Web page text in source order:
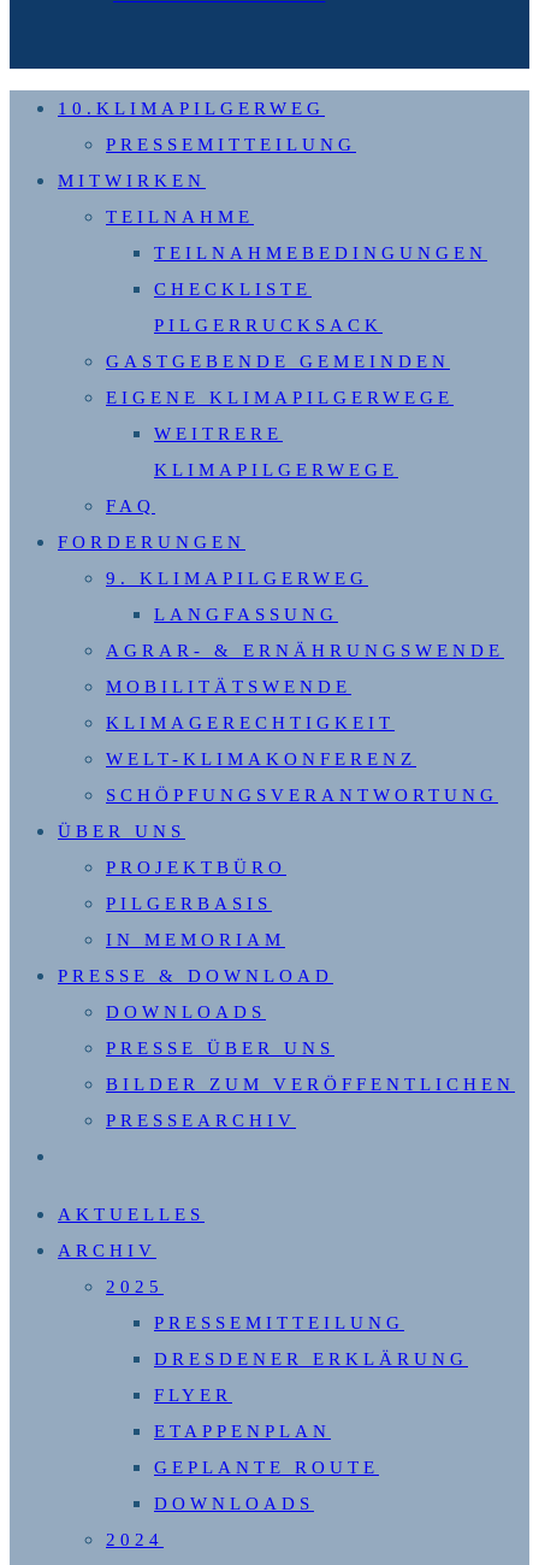
10.KLIMAPILGERWEG
PRESSEMITTEILUNG
MITWIRKEN
TEILNAHME
TEILNAHMEBEDINGUNGEN
CHECKLISTE
PILGERRUCKSACK
GASTGEBENDE GEMEINDEN
EIGENE KLIMAPILGERWEGE
WEITRERE
KLIMAPILGERWEGE
FAQ
FORDERUNGEN
9. KLIMAPILGERWEG
LANGFASSUNG
AGRAR- & ERNÄHRUNGSWENDE
MOBILITÄTSWENDE
KLIMAGERECHTIGKEIT
WELT-KLIMAKONFERENZ
SCHÖPFUNGSVERANTWORTUNG
ÜBER UNS
PROJEKTBÜRO
PILGERBASIS
IN MEMORIAM
PRESSE & DOWNLOAD
DOWNLOADS
PRESSE ÜBER UNS
BILDER ZUM VERÖFFENTLICHEN
PRESSEARCHIV
UMSCHALTEN
AKTUELLES
ARCHIV
2025
PRESSEMITTEILUNG
DRESDENER ERKLÄRUNG
FLYER
ETAPPENPLAN
GEPLANTE ROUTE
DOWNLOADS
2024